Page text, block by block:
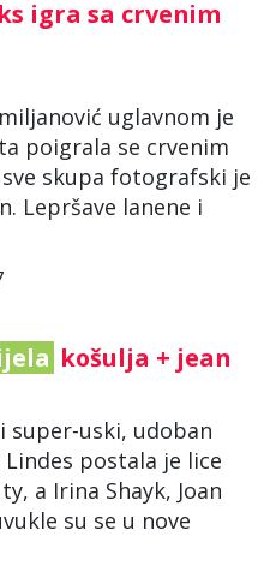
igra sa crvenim
uglavnom je
poigrala se crvenim
skupa fotografski je
Lepršave lanene i
košulja + jean
super-uski, udoban
postala je lice
a Irina Shayk, Joan
su se u nove